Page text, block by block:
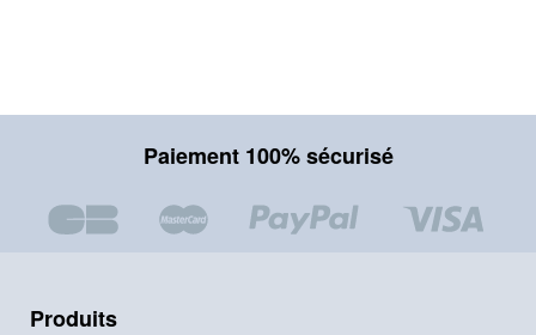
Paiement 100% sécurisé
Produits